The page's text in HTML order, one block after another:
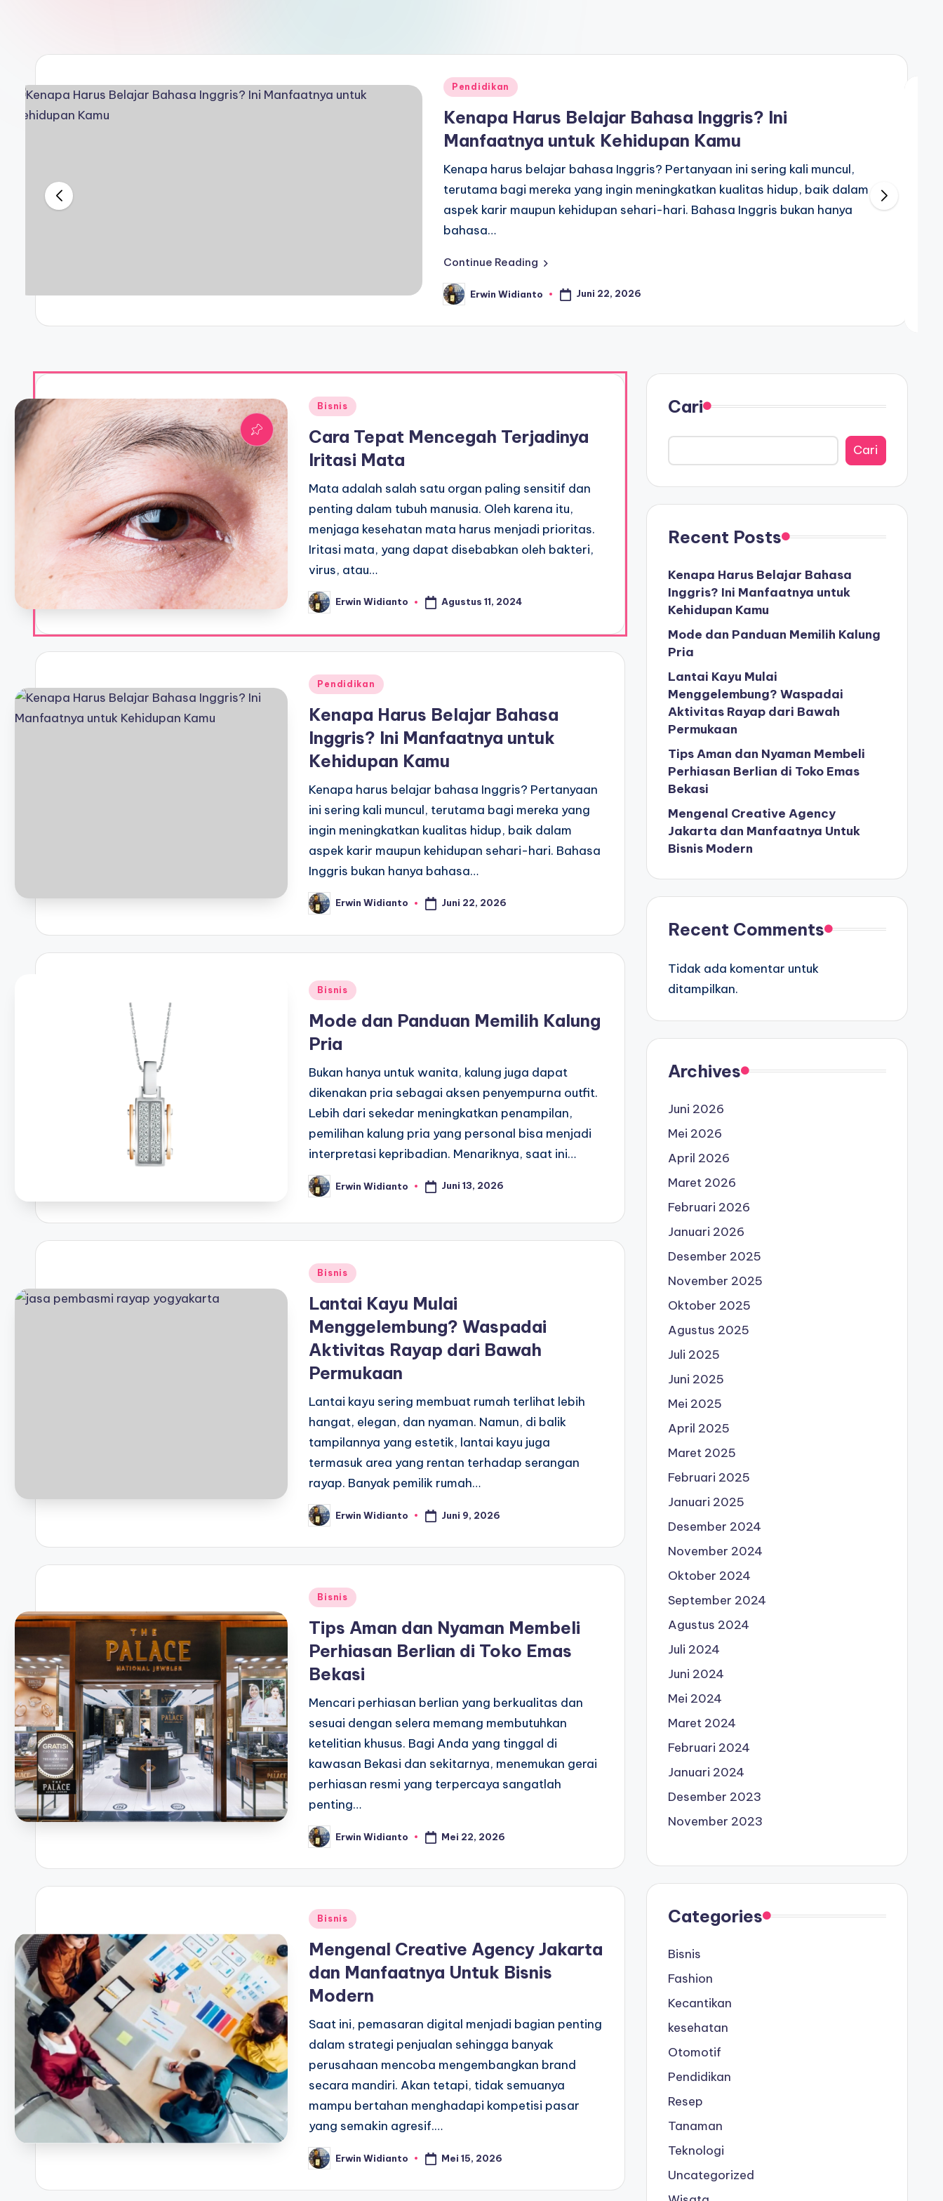
Posted
Pendidikan
Kenapa Harus Belajar Bahasa Inggris? Ini
Manfaatnya untuk Kehidupan Kamu
Kenapa harus belajar bahasa Inggris? Pertanyaan ini sering kali muncul,
terutama bagi mereka yang ingin meningkatkan kualitas hidup, baik dalam
aspek karir maupun kehidupan sehari-hari. Bahasa Inggris bukan hanya
bahasa…
Continue Reading
Posted
by
Erwin Widianto Juni 22, 2026
Posted
Bisnis
Cara Tepat Mencegah Terjadinya
Iritasi Mata
Mata adalah salah satu organ paling sensitif dan
penting dalam tubuh manusia. Oleh karena itu,
menjaga kesehatan mata harus menjadi prioritas.
Iritasi mata, yang dapat disebabkan oleh bakteri,
virus, atau…
Posted
by
Erwin Widianto Agustus 11, 2024
Posted
Pendidikan
Kenapa Harus Belajar Bahasa
Inggris? Ini Manfaatnya untuk
Kehidupan Kamu
Kenapa harus belajar bahasa Inggris? Pertanyaan
ini sering kali muncul, terutama bagi mereka yang
ingin meningkatkan kualitas hidup, baik dalam
aspek karir maupun kehidupan sehari-hari. Bahasa
Inggris bukan hanya bahasa…
Posted
by
Erwin Widianto Juni 22, 2026
Posted
Bisnis
Mode dan Panduan Memilih Kalung
Pria
Bukan hanya untuk wanita, kalung juga dapat
dikenakan pria sebagai aksen penyempurna outfit.
Lebih dari sekedar meningkatkan penampilan,
pemilihan kalung pria yang personal bisa menjadi
interpretasi kepribadian. Menariknya, saat ini…
Posted
by
Erwin Widianto Juni 13, 2026
Posted
Bisnis
Lantai Kayu Mulai
Menggelembung? Waspadai
Aktivitas Rayap dari Bawah
Permukaan
Lantai kayu sering membuat rumah terlihat lebih
hangat, elegan, dan nyaman. Namun, di balik
tampilannya yang estetik, lantai kayu juga
termasuk area yang rentan terhadap serangan
rayap. Banyak pemilik rumah…
Posted
by
Erwin Widianto Juni 9, 2026
Posted
Bisnis
Tips Aman dan Nyaman Membeli
Perhiasan Berlian di Toko Emas
Bekasi
Mencari perhiasan berlian yang berkualitas dan
sesuai dengan selera memang membutuhkan
ketelitian khusus. Bagi Anda yang tinggal di
kawasan Bekasi dan sekitarnya, menemukan gerai
perhiasan resmi yang terpercaya sangatlah
penting…
Posted
by
Erwin Widianto Mei 22, 2026
Posted
Bisnis
Mengenal Creative Agency Jakarta
dan Manfaatnya Untuk Bisnis
Modern
Saat ini, pemasaran digital menjadi bagian penting
dalam strategi penjualan sehingga banyak
perusahaan mencoba mengembangkan brand
secara mandiri. Akan tetapi, tidak semuanya
mampu bertahan menghadapi kompetisi pasar
yang semakin agresif.…
Posted
by
Erwin Widianto Mei 15, 2026
Cari
Cari
Recent Posts
Kenapa Harus Belajar Bahasa
Inggris? Ini Manfaatnya untuk
Kehidupan Kamu
Mode dan Panduan Memilih Kalung
Pria
Lantai Kayu Mulai
Menggelembung? Waspadai
Aktivitas Rayap dari Bawah
Permukaan
Tips Aman dan Nyaman Membeli
Perhiasan Berlian di Toko Emas
Bekasi
Mengenal Creative Agency
Jakarta dan Manfaatnya Untuk
Bisnis Modern
Recent Comments
Tidak ada komentar untuk
ditampilkan.
Archives
Juni 2026
Mei 2026
April 2026
Maret 2026
Februari 2026
Januari 2026
Desember 2025
November 2025
Oktober 2025
Agustus 2025
Juli 2025
Juni 2025
Mei 2025
April 2025
Maret 2025
Februari 2025
Januari 2025
Desember 2024
November 2024
Oktober 2024
September 2024
Agustus 2024
Juli 2024
Juni 2024
Mei 2024
Maret 2024
Februari 2024
Januari 2024
Desember 2023
November 2023
Categories
Bisnis
Fashion
Kecantikan
kesehatan
Otomotif
Pendidikan
Resep
Tanaman
Teknologi
Uncategorized